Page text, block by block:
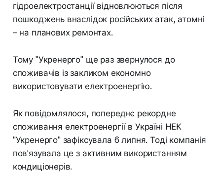
гідроелектростанції відновлюються після
пошкоджень внаслідок російських атак, атомні
– на планових ремонтах.
Тому "Укренерго" ще раз звернулося до
споживачів із закликом економно
використовувати електроенергію.
Як повідомлялося, попереднє рекордне
споживання електроенергії в Україні НЕК
"Укренерго" зафіксувала 6 липня. Тоді компанія
пов'язувала це з активним використанням
кондиціонерів.